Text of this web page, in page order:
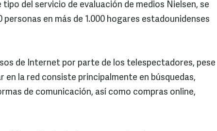
del servicio de evaluación de medios Nielsen, se
personas en más de 1.000 hogares estadounidenses
de Internet por parte de los telespectadores, pese
en la red consiste principalmente en búsquedas,
de comunicación, así como compras online,